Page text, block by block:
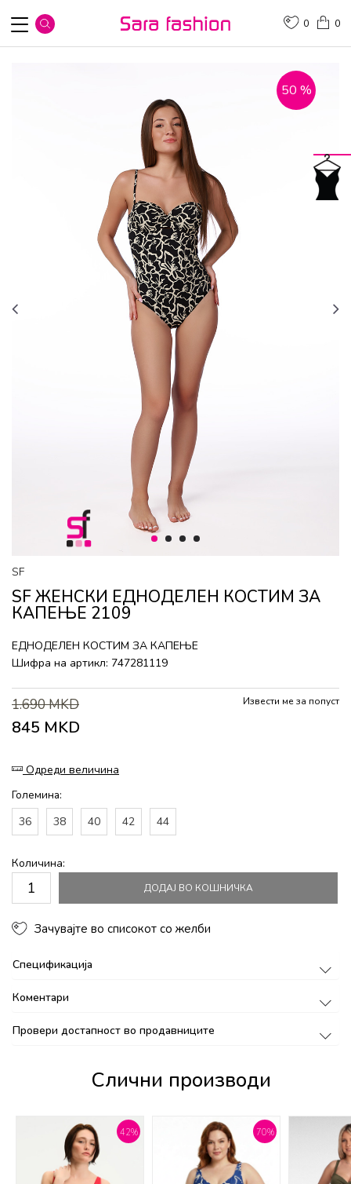
0
0
1 2 3 4
50 %
SF
SF ЖЕНСКИ ЕДНОДЕЛЕН КОСТИМ ЗА
КАПЕЊЕ 2109
ЕДНОДЕЛЕН КОСТИМ ЗА КАПЕЊЕ
Шифра на артикл: 747281119
1.690MKD
845 MKD
Извести ме за попуст
Одреди величина
Големина:
36
38 40 42 44
Количина:
ДОДАЈ ВО КОШНИЧКА
Зачувајте во списокот со желби
Спецификација
Коментари
Провери достапност во продавниците
Слични производи
42% 70%